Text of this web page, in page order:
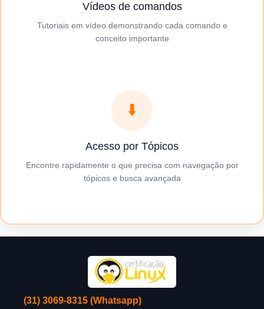
Vídeos de comandos
Tutoriais em vídeo demonstrando cada comando e
conceito importante
⬇️
Acesso por Tópicos
Encontre rapidamente o que precisa com navegação por
tópicos e busca avançada
(31) 3069-8315 (Whatsapp)